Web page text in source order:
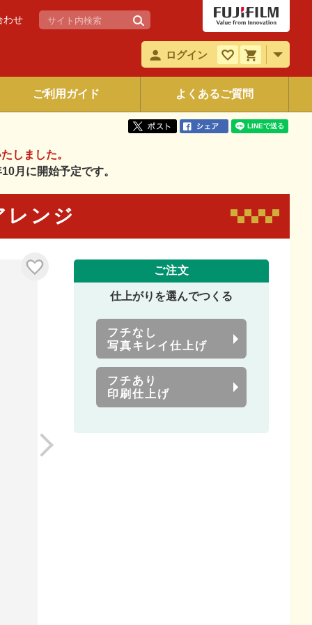
わせ
ログイン
ご利用ガイド よくあるご質問
しました。
月に開始予定です。
レンジ
ご注文
仕上がりを選んでつくる
フチなし
写真キレイ仕上げ
フチあり
印刷仕上げ